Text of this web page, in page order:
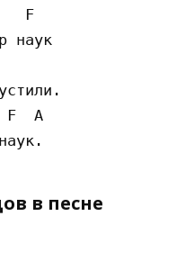
F
наук
A
в песне